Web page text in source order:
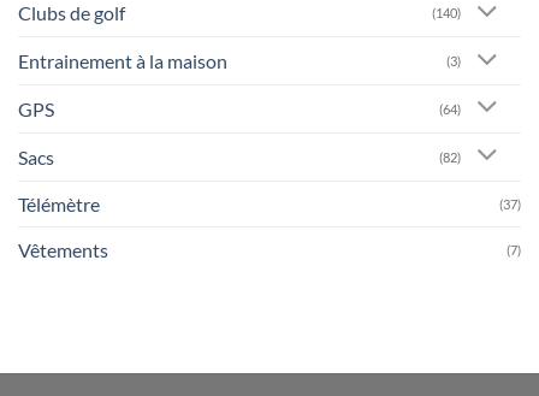
Clubs de golf (140)
Entrainement à la maison (3)
GPS (64)
Sacs (82)
Télémètre (37)
Vêtements (7)